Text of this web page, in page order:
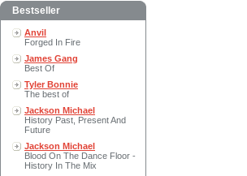
Bestseller
Anvil
Forged In Fire
James Gang
Best Of
Tyler Bonnie
The best of
Jackson Michael
History Past, Present And
Future
Jackson Michael
Blood On The Dance Floor -
History In The Mix